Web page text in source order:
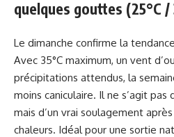
quelques gouttes (25°C /
Le dimanche confirme la
Avec 35°C maximum, un vent
précipitations attendus, la
moins caniculaire. Il ne s’agit pas
mais d’un vrai soulagement
chaleurs. Idéal pour une sortie